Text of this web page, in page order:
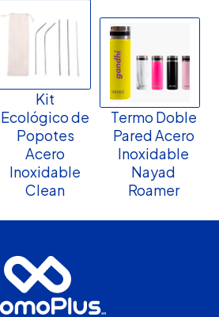
Kit
Ecológico de
Popotes
Acero
Inoxidable
Clean
Termo Doble
Pared Acero
Inoxidable
Nayad
Roamer